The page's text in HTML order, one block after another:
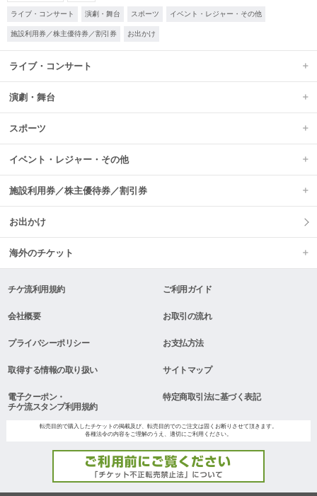
ライブ・コンサート 演劇・舞台 スポーツ イベント・レジャー・その他
施設利用券／株主優待券／割引券 お出かけ
ライブ・コンサート
演劇・舞台
スポーツ
イベント・レジャー・その他
施設利用券／株主優待券／割引券
お出かけ
海外のチケット
チケ流利用規約 ご利用ガイド
会社概要 お取引の流れ
プライバシーポリシー お支払方法
取得する情報の取り扱い サイトマップ
電子クーポン・
チケ流スタンプ利用規約
特定商取引法に基づく表記
転売目的で購入したチケットの掲載及び、転売目的でのご注文は固くお断りさせて頂きます。
各種法令の内容をご理解のうえ、適切にご利用ください。